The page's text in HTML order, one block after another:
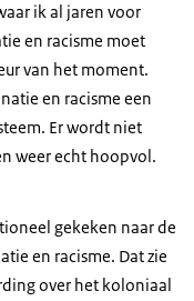
ik al jaren voor
en racisme moet
van het moment.
en racisme een
Er wordt niet
weer echt hoopvol.
gekeken naar de
en racisme. Dat zie
over het koloniaal